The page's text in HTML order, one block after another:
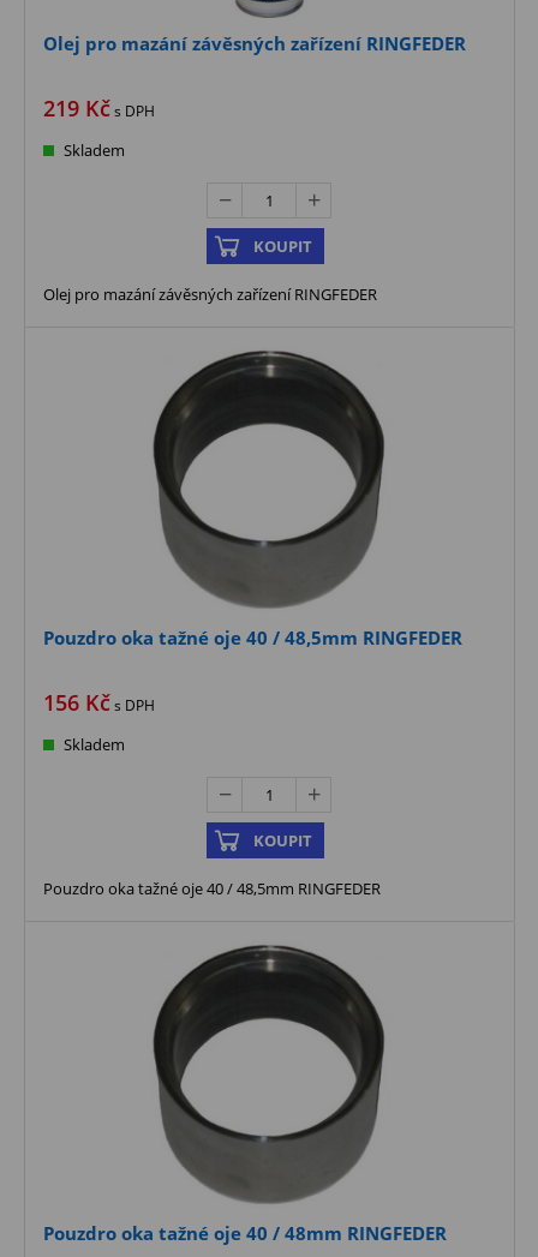
Olej pro mazání závěsných zařízení RINGFEDER
219 Kčs DPH
Skladem
KOUPIT
Olej pro mazání závěsných zařízení RINGFEDER
Pouzdro oka tažné oje 40 / 48,5mm RINGFEDER
156 Kčs DPH
Skladem
KOUPIT
Pouzdro oka tažné oje 40 / 48,5mm RINGFEDER
Pouzdro oka tažné oje 40 / 48mm RINGFEDER